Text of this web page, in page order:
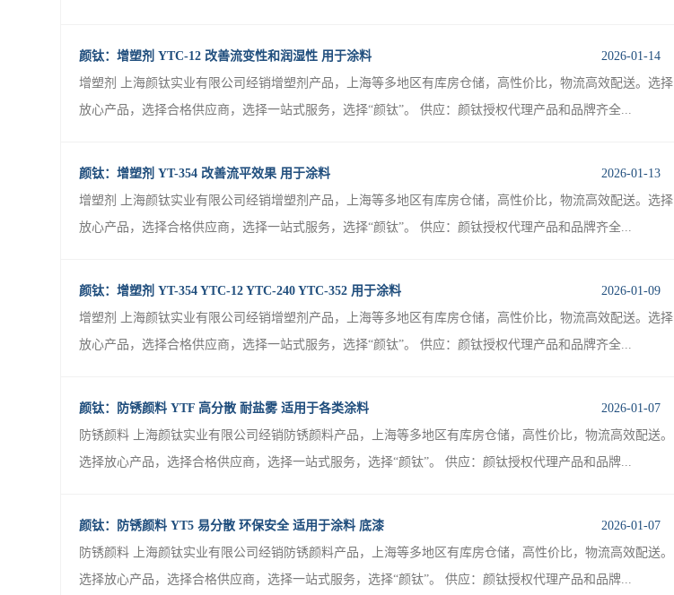
颜钛：增塑剂 YTC-12 改善流变性和润湿性 用于涂料
2026-01-14
增塑剂 上海颜钛实业有限公司经销增塑剂产品，上海等多地区有库房仓储，高性价比，物流高效配送。选择
放心产品，选择合格供应商，选择一站式服务，选择“颜钛”。 供应：颜钛授权代理产品和品牌齐全...
颜钛：增塑剂 YT-354 改善流平效果 用于涂料
2026-01-13
增塑剂 上海颜钛实业有限公司经销增塑剂产品，上海等多地区有库房仓储，高性价比，物流高效配送。选择
放心产品，选择合格供应商，选择一站式服务，选择“颜钛”。 供应：颜钛授权代理产品和品牌齐全...
颜钛：增塑剂 YT-354 YTC-12 YTC-240 YTC-352 用于涂料
2026-01-09
增塑剂 上海颜钛实业有限公司经销增塑剂产品，上海等多地区有库房仓储，高性价比，物流高效配送。选择
放心产品，选择合格供应商，选择一站式服务，选择“颜钛”。 供应：颜钛授权代理产品和品牌齐全...
颜钛：防锈颜料 YTF 高分散 耐盐雾 适用于各类涂料
2026-01-07
防锈颜料 上海颜钛实业有限公司经销防锈颜料产品，上海等多地区有库房仓储，高性价比，物流高效配送。
选择放心产品，选择合格供应商，选择一站式服务，选择“颜钛”。 供应：颜钛授权代理产品和品牌...
颜钛：防锈颜料 YT5 易分散 环保安全 适用于涂料 底漆
2026-01-07
防锈颜料 上海颜钛实业有限公司经销防锈颜料产品，上海等多地区有库房仓储，高性价比，物流高效配送。
选择放心产品，选择合格供应商，选择一站式服务，选择“颜钛”。 供应：颜钛授权代理产品和品牌...